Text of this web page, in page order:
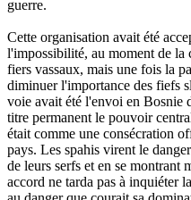
guerre.
Cette organisation avait été
l'impossibilité, au moment de la
fiers vassaux, mais une fois la
diminuer l'importance des fiefs
voie avait été l'envoi en Bosnie
titre permanent le pouvoir
était comme une consécration
pays. Les spahis virent le
de leurs serfs et en se montrant
accord ne tarda pas à inquiéter